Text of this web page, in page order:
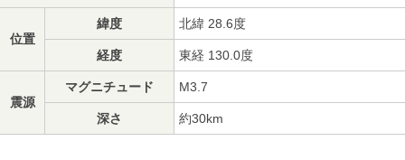
位置
緯度 北緯 28.6度
経度 東経 130.0度
震源
マグニチュード M3.7
深さ 約30km